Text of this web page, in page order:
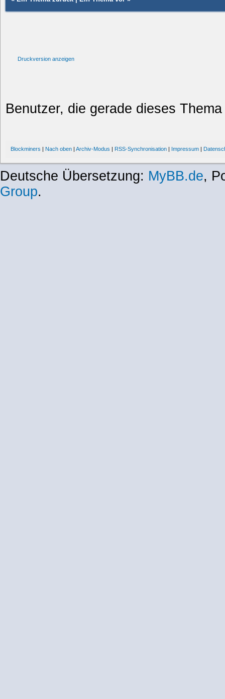
Druckversion anzeigen
Benutzer, die gerade dieses
Blockminers | Nach oben | Archiv-Modus | RSS-Synchronisation | Impressum |
Deutsche Übersetzung: MyBB.de,
Group.